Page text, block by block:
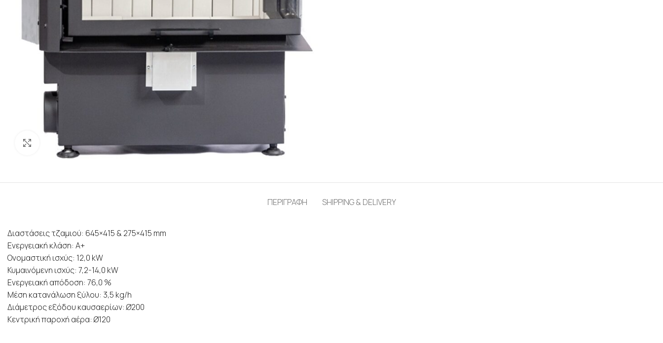
Προβολή
ΠΕΡΙΓΡΑΦΗ SHIPPING & DELIVERY
Διαστάσεις τζαμιού: 645×415 & 275×415 mm
Ενεργειακή κλάση: Α+
Ονομαστική ισχύς: 12,0 kW
Κυμαινόμενη ισχύς: 7,2-14,0 kW
Ενεργειακή απόδοση: 76,0 %
Μέση κατανάλωση ξύλου: 3,5 kg/h
Διάμετρος εξόδου καυσαερίων: Ø200
Κεντρική παροχή αέρα: Ø120